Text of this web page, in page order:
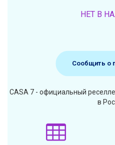
НЕТ В
Сообщить о
CASA 7 - официальный
в